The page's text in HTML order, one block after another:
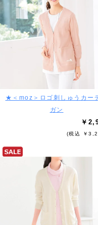
★＜moz＞ロゴ刺しゅうカー
ガン
￥
(税込 ￥